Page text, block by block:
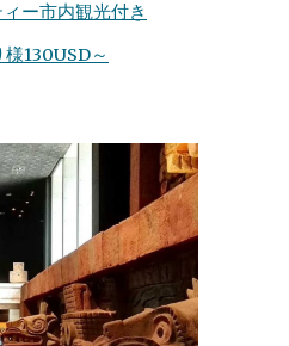
ー市内観光付き
様130USD～